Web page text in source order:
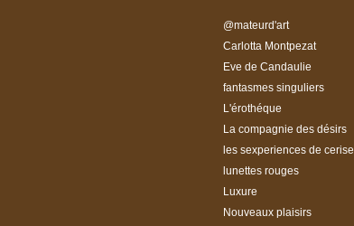
@mateurd'art
Carlotta Montpezat
Eve de Candaulie
fantasmes singuliers
L'érothéque
La compagnie des désirs
les sexperiences de cerise
lunettes rouges
Luxure
Nouveaux plaisirs